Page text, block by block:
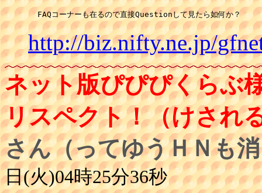
http://biz.nifty.ne.jp/
ネット版ぴぴぴくらぶ
リスペクト！（けされ
さん（ってゆうＨＮも
日(火)04時25分36秒